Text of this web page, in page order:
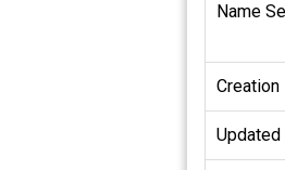
Name
Creation
Updated